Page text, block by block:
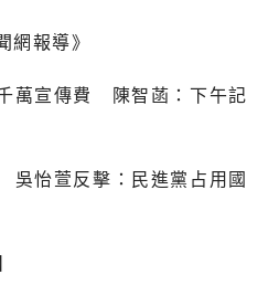
網報導》
萬宣傳費 陳智菡：下午記
怡萱反擊：民進黨占用國